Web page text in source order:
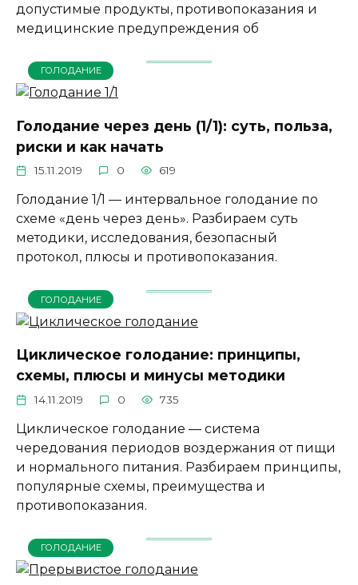
допустимые продукты, противопоказания и
медицинские предупреждения об
ГОЛОДАНИЕ
Голодание через день (1/1): суть, польза,
риски и как начать
15.11.2019 0 619
Голодание 1/1 — интервальное голодание по
схеме «день через день». Разбираем суть
методики, исследования, безопасный
протокол, плюсы и противопоказания.
ГОЛОДАНИЕ
Циклическое голодание: принципы,
схемы, плюсы и минусы методики
14.11.2019 0 735
Циклическое голодание — система
чередования периодов воздержания от пищи
и нормального питания. Разбираем принципы,
популярные схемы, преимущества и
противопоказания.
ГОЛОДАНИЕ